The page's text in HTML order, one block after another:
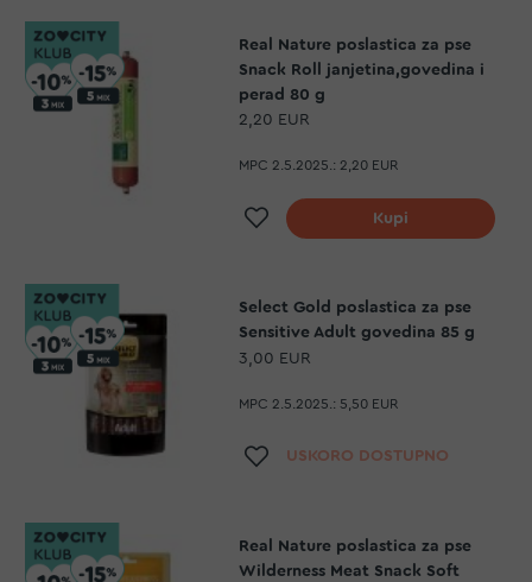
Real Nature poslastica za pse
Snack Roll janjetina,govedina i
perad 80 g
2,20 EUR
MPC 2.5.2025.: 2,20 EUR
Dodaj na listu želja
Kupi
Select Gold poslastica za pse
Sensitive Adult govedina 85 g
3,00 EUR
MPC 2.5.2025.: 5,50 EUR
Dodaj na listu želja
USKORO DOSTUPNO
Real Nature poslastica za pse
Wilderness Meat Snack Soft